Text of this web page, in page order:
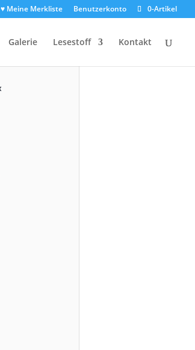
♥ Meine Merkliste Benutzerkonto 0-Artikel
Galerie Lesestoff Kontakt